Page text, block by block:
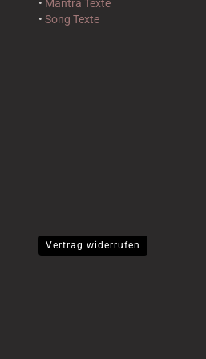
• Mantra Texte
• Song Texte
Vertrag widerrufen